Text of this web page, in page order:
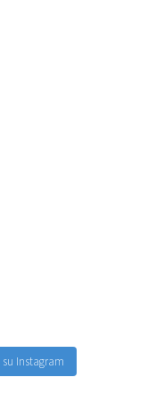
su Instagram